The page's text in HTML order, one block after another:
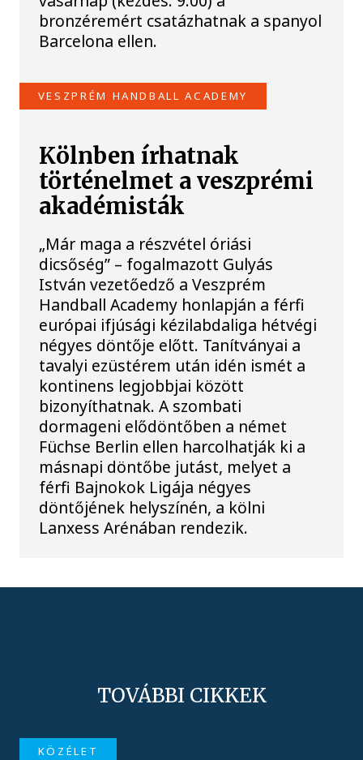
bronzéremért csatázhatnak a spanyol
Barcelona ellen.
VESZPRÉM HANDBALL ACADEMY
Kölnben írhatnak
történelmet a veszprémi
akadémisták
„Már maga a részvétel óriási
dicsőség” – fogalmazott Gulyás
István vezetőedző a Veszprém
Handball Academy honlapján a férfi
európai ifjúsági kézilabdaliga hétvégi
négyes döntője előtt. Tanítványai a
tavalyi ezüstérem után idén ismét a
kontinens legjobbjai között
bizonyíthatnak. A szombati
dormageni elődöntőben a német
Füchse Berlin ellen harcolhatják ki a
másnapi döntőbe jutást, melyet a
férfi Bajnokok Ligája négyes
döntőjének helyszínén, a kölni
Lanxess Arénában rendezik.
TOVÁBBI CIKKEK
KÖZÉLET